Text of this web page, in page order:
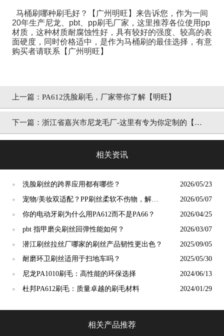
马桶刷哪种刷毛好？【广州明旺】来告诉您，作为一间
20年生产尼龙、 pbt、 pp刷毛厂家，这里推荐各位使用 pp
材质，这种材质耐腐蚀性好，具有较好的强度、较高的表
面硬度，同时价格适中，是作为马桶刷的最佳选择，有意
购买者请联系【广州明旺】
上一篇： PA612洗脸刷毛，厂家带你了解【明旺】
下一篇： 浙江省嘉兴市尼龙毛厂-这里有专为你定制的【明
相关资讯
● 洗脸刷丝的跨界应用都有哪些？ 2026/05/23
●
宠物/美妆双适配？PP刷丝柔软不伤物，解锁
小众应用新场景
2026/05/07
● 你的电动牙刷为什么用PA612而不是PA66？ 2026/04/25
● pbt 指甲磨尖刷丝回弹性能如何？ 2026/03/07
● 潜江刷丝拉丝厂哪家的刷丝产品韧性更出色？ 2025/09/05
● 耐磨环卫刷丝适用于扫地车吗？ 2025/05/30
● 尼龙PA1010刷毛：高性能的环保选择 2024/06/13
● 杜邦PA612刷毛：质量卓越的刷毛材料 2024/01/29
相关产品推荐